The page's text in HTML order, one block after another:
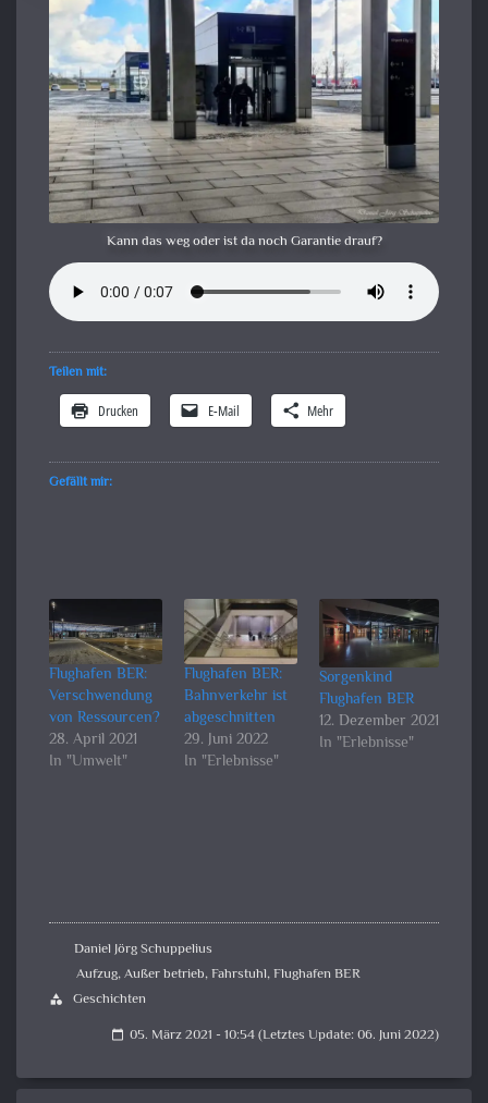
Kann das weg oder ist da noch Garantie drauf?
Teilen mit:
Drucken E-Mail Mehr
Gefällt mir:
Flughafen BER:
Verschwendung
von Ressourcen?
28. April 2021
In "Umwelt"
Flughafen BER:
Bahnverkehr ist
abgeschnitten
29. Juni 2022
In "Erlebnisse"
Sorgenkind
Flughafen BER
12. Dezember 2021
In "Erlebnisse"
Daniel Jörg Schuppelius
Aufzug,Außer betrieb,Fahrstuhl,Flughafen BER
category Geschichten
calendar_today 05. März 2021 - 10:54 (Letztes Update: 06. Juni 2022)